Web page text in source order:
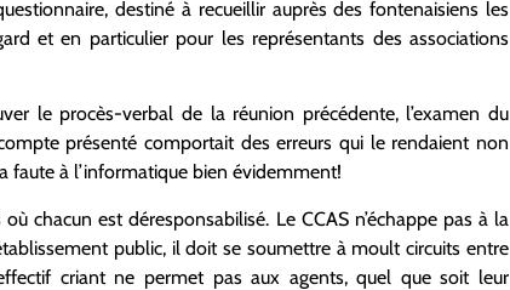
destiné à recueillir auprès des fontenaisiens les
et en particulier pour les représentants des associations
le procès-verbal de la réunion précédente, l’examen du
présenté comportait des erreurs qui le rendaient non
faute à l’informatique bien évidemment!
chacun est déresponsabilisé. Le CCAS n’échappe pas à la
public, il doit se soumettre à moult circuits entre
criant ne permet pas aux agents, quel que soit leur